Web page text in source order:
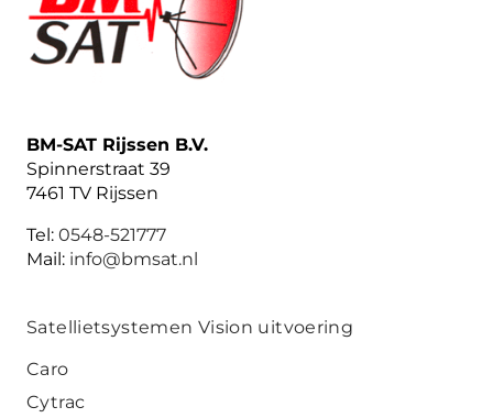
BM-SAT Rijssen B.V.
Spinnerstraat 39
7461 TV Rijssen
Tel: 0548-521777
Mail: info@bmsat.nl
Satellietsystemen Vision uitvoering
Caro
Cytrac